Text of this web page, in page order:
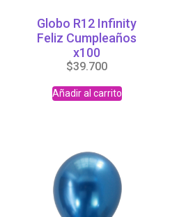
Globo R12 Infinity
Feliz Cumpleaños
x100
$39.700
Añadir al carrito